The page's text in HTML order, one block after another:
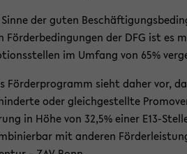
der guten
För­der­be­din­gun­gen der DFG ist es
im Um­fang von 65%
För­der­pro­gramm sieht daher vor,
oder gleich­ge­stell­te
in Höhe von 32,5% einer E13-​
mit an­de­ren